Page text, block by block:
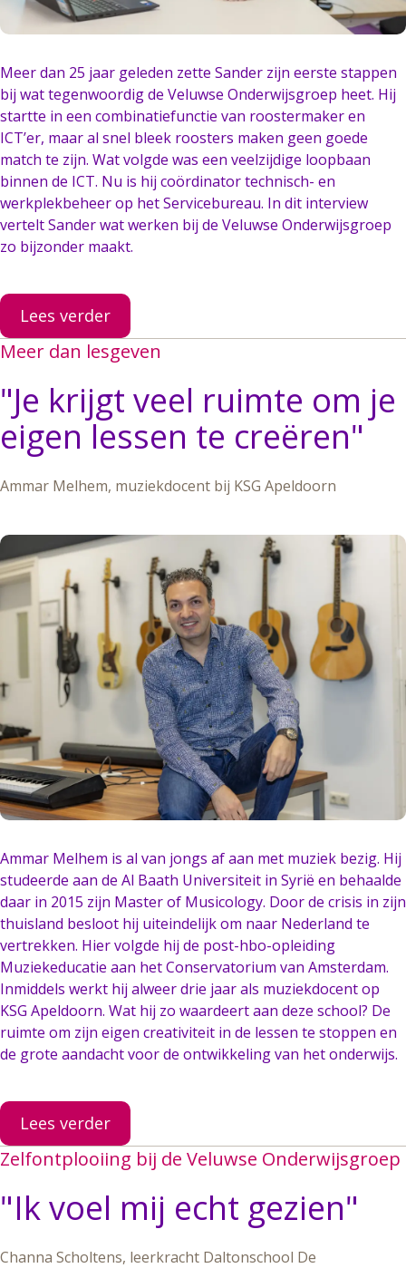
Meer dan 25 jaar geleden zette Sander zijn eerste stappen
bij wat tegenwoordig de Veluwse Onderwijsgroep heet. Hij
startte in een combinatiefunctie van roostermaker en
ICT’er, maar al snel bleek roosters maken geen goede
match te zijn. Wat volgde was een veelzijdige loopbaan
binnen de ICT. Nu is hij coördinator technisch- en
werkplekbeheer op het Servicebureau. In dit interview
vertelt Sander wat werken bij de Veluwse Onderwijsgroep
zo bijzonder maakt.
Lees verder
Meer dan lesgeven
"Je krijgt veel ruimte om je
eigen lessen te creëren"
Ammar Melhem, muziekdocent bij KSG Apeldoorn
Ammar Melhem is al van jongs af aan met muziek bezig. Hij
studeerde aan de Al Baath Universiteit in Syrië en behaalde
daar in 2015 zijn Master of Musicology. Door de crisis in zijn
thuisland besloot hij uiteindelijk om naar Nederland te
vertrekken. Hier volgde hij de post-hbo-opleiding
Muziekeducatie aan het Conservatorium van Amsterdam.
Inmiddels werkt hij alweer drie jaar als muziekdocent op
KSG Apeldoorn. Wat hij zo waardeert aan deze school? De
ruimte om zijn eigen creativiteit in de lessen te stoppen en
de grote aandacht voor de ontwikkeling van het onderwijs.
Lees verder
Zelfontplooiing bij de Veluwse Onderwijsgroep
"Ik voel mij echt gezien"
Channa Scholtens, leerkracht Daltonschool De